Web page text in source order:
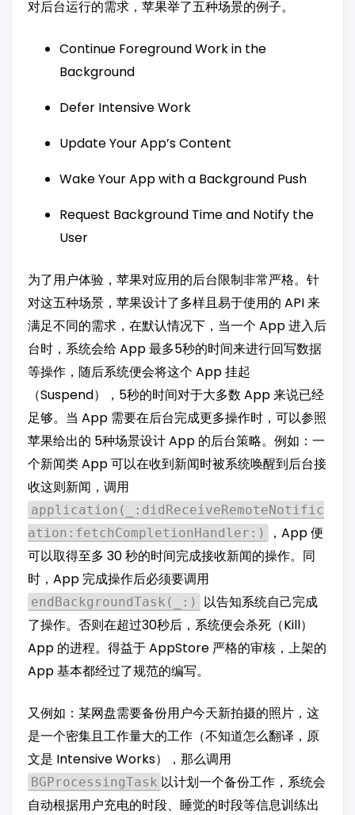
对后台运行的需求，苹果举了五种场景的例子。
Continue Foreground Work in the
Background
Defer Intensive Work
Update Your App’s Content
Wake Your App with a Background Push
Request Background Time and Notify the
User
为了用户体验，苹果对应用的后台限制非常严格。针
对这五种场景，苹果设计了多样且易于使用的 API 来
满足不同的需求，在默认情况下，当一个 App 进入后
台时，系统会给 App 最多5秒的时间来进行回写数据
等操作，随后系统便会将这个 App 挂起
（Suspend），5秒的时间对于大多数 App 来说已经
足够。当 App 需要在后台完成更多操作时，可以参照
苹果给出的 5种场景设计 App 的后台策略。例如：一
个新闻类 App 可以在收到新闻时被系统唤醒到后台接
收这则新闻，调用
application(_:didReceiveRemoteNotific
ation:fetchCompletionHandler:)
，App 便
可以取得至多 30 秒的时间完成接收新闻的操作。同
时，App 完成操作后必须要调用
endBackgroundTask(_:)
以告知系统自己完成
了操作。否则在超过30秒后，系统便会杀死（Kill）
App 的进程。得益于 AppStore 严格的审核，上架的
App 基本都经过了规范的编写。
又例如：某网盘需要备份用户今天新拍摄的照片，这
是一个密集且工作量大的工作（不知道怎么翻译，原
文是 Intensive Works），那么调用
BGProcessingTask 以计划一个备份工作，系统会
自动根据用户充电的时段、睡觉的时段等信息训练出